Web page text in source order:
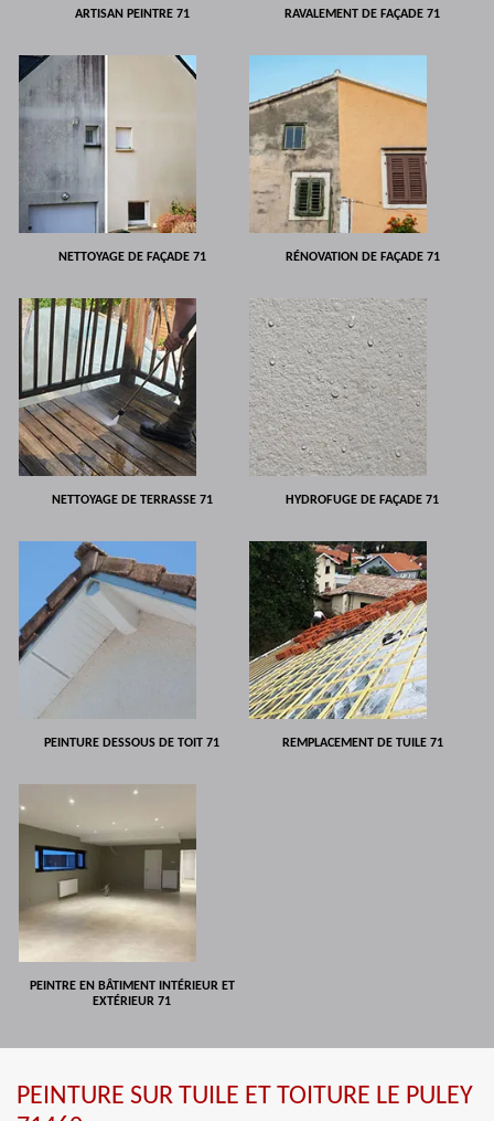
ARTISAN PEINTRE 71 RAVALEMENT DE FAÇADE 71
NETTOYAGE DE FAÇADE 71 RÉNOVATION DE FAÇADE 71
NETTOYAGE DE TERRASSE 71 HYDROFUGE DE FAÇADE 71
PEINTURE DESSOUS DE TOIT 71 REMPLACEMENT DE TUILE 71
PEINTRE EN BÂTIMENT INTÉRIEUR ET
EXTÉRIEUR 71
PEINTURE SUR TUILE ET TOITURE LE PULEY